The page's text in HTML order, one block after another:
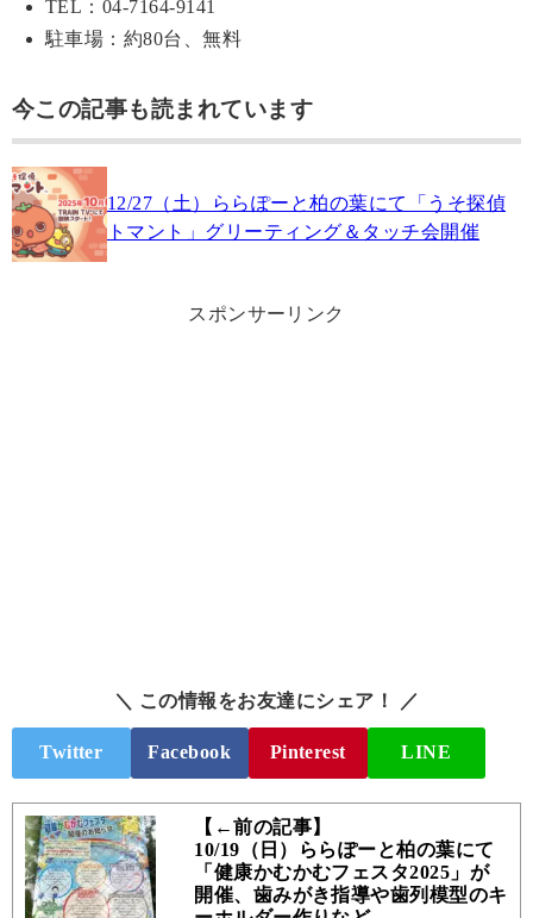
TEL：04-7164-9141
駐車場：約80台、無料
今この記事も読まれています
12/27（土）ららぽーと柏の葉にて「うそ探偵
トマント」グリーティング＆タッチ会開催
スポンサーリンク
＼ この情報をお友達にシェア！ ／
Twitter Facebook Pinterest LINE
【←前の記事】
10/19（日）ららぽーと柏の葉にて
「健康かむかむフェスタ2025」が
開催、歯みがき指導や歯列模型のキ